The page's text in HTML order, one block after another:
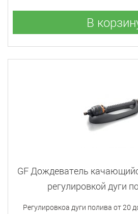
В
GF Дождеватель
регулировкой дуги
Регулировкоа дуги полива от 20